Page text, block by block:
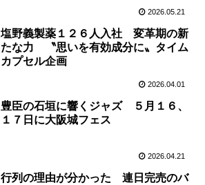
2026.05.21
塩野義製薬１２６人入社 変革期の新
たな力 〝思いを有効成分に〟タイム
カプセル企画
2026.04.01
豊臣の石垣に響くジャズ ５月１６、
１７日に大阪城フェス
2026.04.21
行列の理由が分かった 連日完売のバ